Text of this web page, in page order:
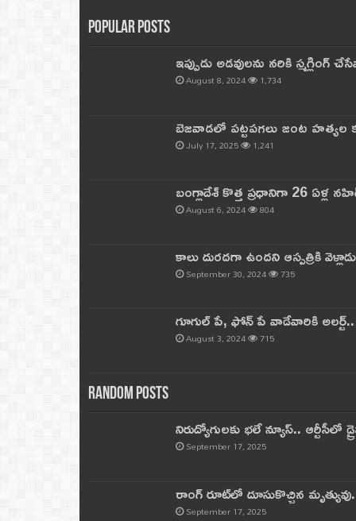
Popular Posts
ఇప్పుడు అడవులను నరికి
August 8, 2024 1,734
బెజవాడలో పట్టపగలు జంట
July 17, 2025 1,241
బంగ్లాదేశ్ కొత్త ప్రధానిగా 26 ఏళ్ల
August 6, 2024 804
కాలు దురదగా ఉందని ఆస్పత్రికి
September 30, 2024 735
గూగుల్ పే, ఫోన్ పే వాడేవారికి
August 3, 2024 715
Random Posts
నిరుద్యోగులకు భలే న్యూస్.. ఆర్టీసీలో
September 17, 2025
రాంగ్ రూట్‌లో దూసుకొచ్చిన
September 17, 2025